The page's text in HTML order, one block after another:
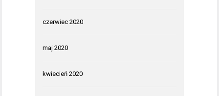
czerwiec 2020
maj 2020
kwiecień 2020